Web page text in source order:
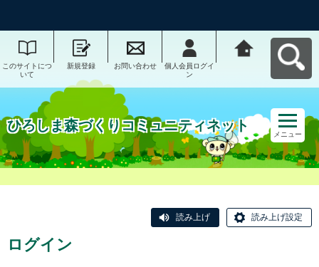
このサイトにつ
いて
新規登録 お問い合わせ
個人会員ログイ
ン
ひろしま森づくりコミュニティネット
メニュー
読み上げ 読み上げ設定
ログイン